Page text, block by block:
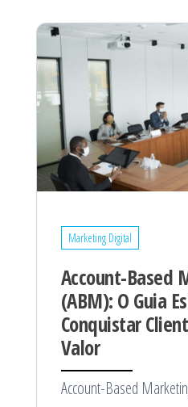
Marketing Digital
Account-Based
(ABM): O Guia
Conquistar
Valor
Account-Based